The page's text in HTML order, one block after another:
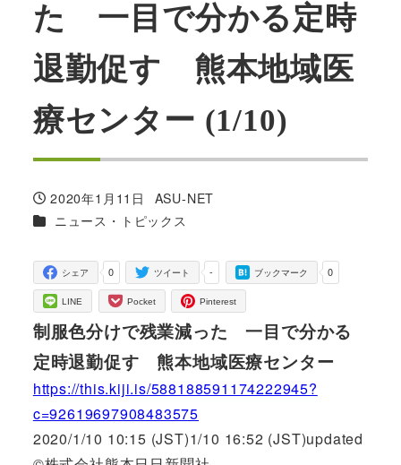
た 一目で分かる定時
退勤促す 熊本地域医
療センター (1/10)
投稿日
2020年1月11日
著
者
ASU-NET
カテゴリー
ニュース・トピックス
0
シェア -
ツイート 0
ブックマーク
LINE Pocket Pinterest
制服色分けで残業減った 一目で分かる
定時退勤促す 熊本地域医療センター
https://this.kiji.is/588188591174222945?
c=92619697908483575
2020/1/10 10:15 (JST)1/10 16:52 (JST)updated